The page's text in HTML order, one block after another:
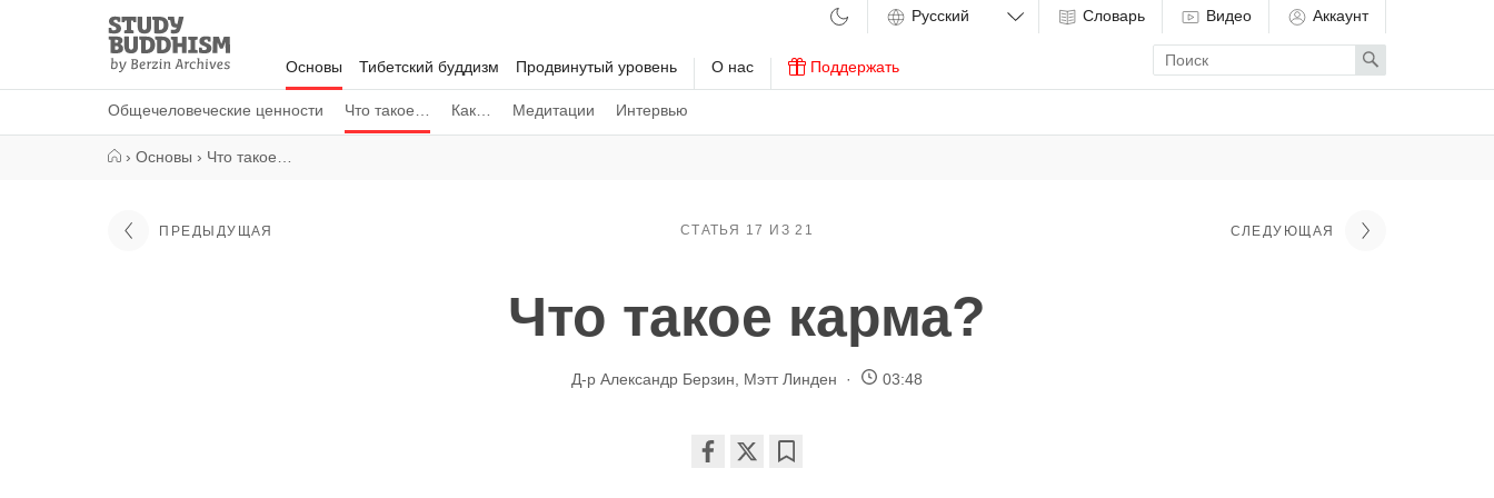
Study
Buddhism
Home
Основы
Общечеловеческие ценности Что такое… Как… Медитации Интервью
Тибетский буддизм Продвинутый уровень О нас Поддержать
Словарь Видео Аккаунт
Enter
search
term
Search
› Основы › Что такое…
ПРЕДЫДУЩАЯ СТАТЬЯ 17 ИЗ 21 СЛЕДУЮЩАЯ
Что такое карма?
Д-р Александр Берзин Мэтт Линден 03:48